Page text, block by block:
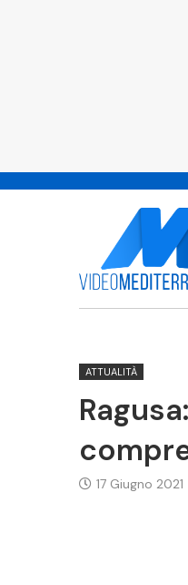
ATTUALITÀ
17 Giugno 2021